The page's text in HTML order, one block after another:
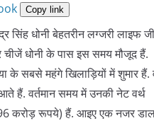
Copy link
सिंह धोनी बेहतरीन लग्जरी लाइफ
धोनी के पास इस समय मौजूद हैं.
के सबसे महंगे खिलाड़ियों में शुमार हैं.
हैं. वर्तमान समय में उनकी नेट वर्थ
करोड़ रूपये) हैं. आइए एक नजर